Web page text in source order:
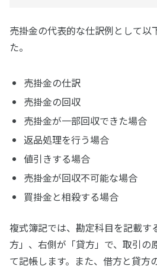
売掛金の代表的な仕訳例として以
た。
売掛金の仕訳
売掛金の回収
売掛金が一部回収できた場合
返品処理を行う場合
値引きする場合
売掛金が回収不可能な場合
買掛金と相殺する場合
複式簿記では、勘定科目を記載す
方」、右側が「貸方」で、取引の
て記帳します。また、借方と貸方